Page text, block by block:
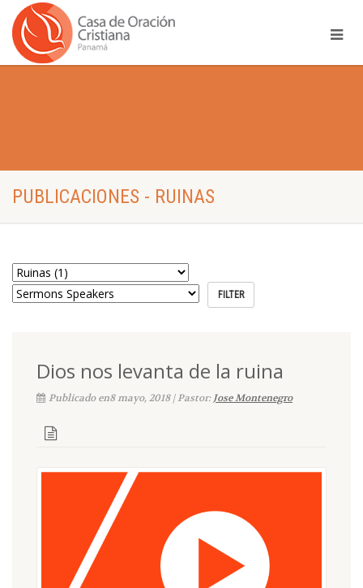
PUBLICACIONES - RUINAS
Dios nos levanta de la ruina
Publicado en8 mayo, 2018 | Pastor:Jose Montenegro